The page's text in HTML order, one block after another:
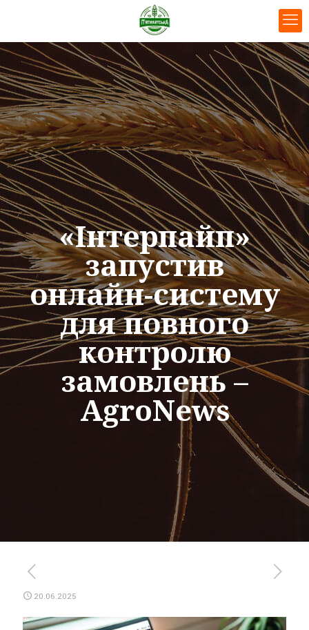
«Інтерпайп»
запустив
онлайн-систему
для повного
контролю
замовлень –
AgroNews
20.06.2025